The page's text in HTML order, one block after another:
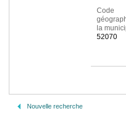
Code
la
52070
Nouvelle recherche